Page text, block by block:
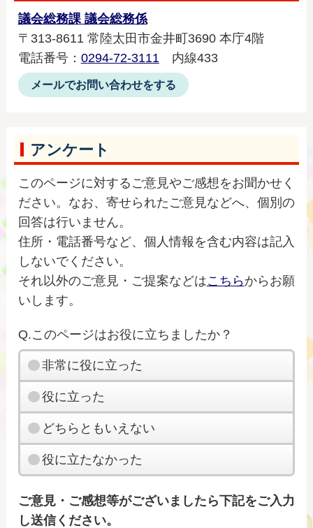
議会総務課 議会総務係
〒313-8611 常陸太田市金井町3690 本庁4階
電話番号： 0294-72-3111 内線433
メールでお問い合わせをする
アンケート
このページに対するご意見やご感想をお聞かせく
ださい。なお、寄せられたご意見などへ、個別の
回答は行いません。
住所・電話番号など、個人情報を含む内容は記入
しないでください。
それ以外のご意見・ご提案などはこちらからお願
いします。
Q.このページはお役に立ちましたか？
非常に役に立った
役に立った
どちらともいえない
役に立たなかった
ご意見・ご感想等がございましたら下記をご入力
し送信ください。